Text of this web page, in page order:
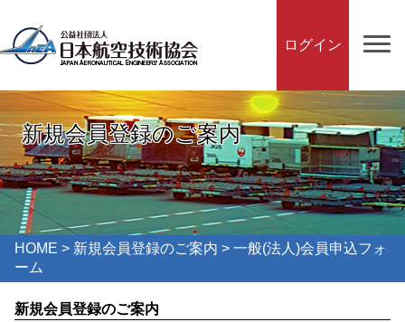
ログイン
新規会員登録のご案内
HOME > 新規会員登録のご案内 > 一般(法人)会員申込フォ
ーム
新規会員登録のご案内